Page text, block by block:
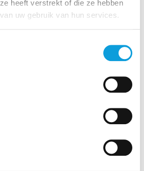
heeft verstrekt of die ze hebben
uw gebruik van hun services.